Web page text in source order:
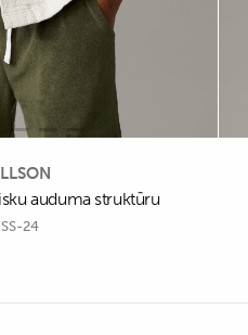
auduma struktūru
SS-24